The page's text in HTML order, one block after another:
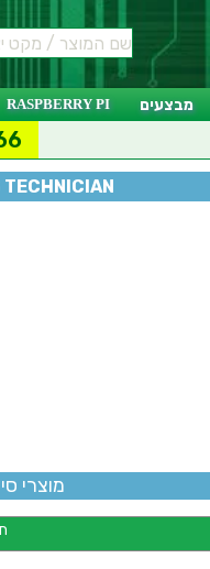
מבצעים RASPBERRY PI
TECHNICIAN
מוצרי